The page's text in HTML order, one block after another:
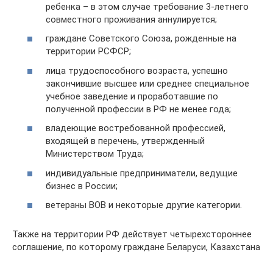
ребенка – в этом случае требование 3-летнего
совместного проживания аннулируется;
граждане Советского Союза, рожденные на
территории РСФСР;
лица трудоспособного возраста, успешно
закончившие высшее или среднее специальное
учебное заведение и проработавшие по
полученной профессии в РФ не менее года;
владеющие востребованной профессией,
входящей в перечень, утвержденный
Министерством Труда;
индивидуальные предприниматели, ведущие
бизнес в России;
ветераны ВОВ и некоторые другие категории.
Также на территории РФ действует четырехстороннее
соглашение, по которому граждане Беларуси, Казахстана